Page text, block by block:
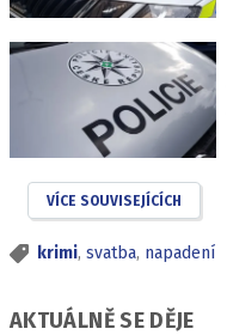
VÍCE SOUVISEJÍCÍCH
krimi, svatba, napadení
AKTUÁLNĚ SE DĚJE